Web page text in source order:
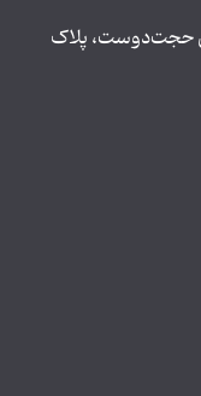
حجت‌دوست، پلاک